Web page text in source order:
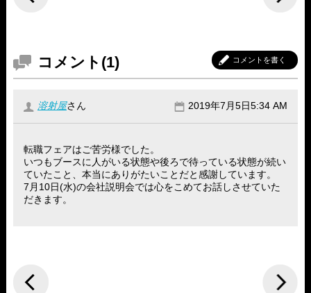
コメント(1) コメントを書く
溶射屋さん 2019年7月5日5:34 AM
転職フェアはご苦労様でした。
いつもブースに人がいる状態や後ろで待っている状態が続い
ていたこと、本当にありがたいことだと感謝しています。
7月10日(水)の会社説明会では心をこめてお話しさせていた
だきます。